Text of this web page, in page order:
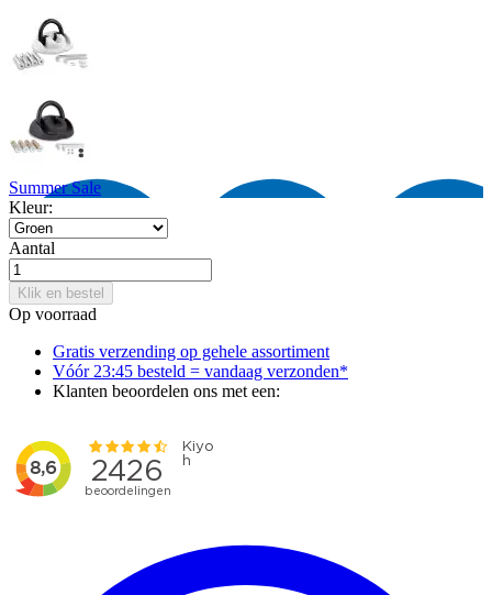
Summer Sale
Kleur:
Aantal
Klik en bestel
Op voorraad
Gratis verzending op gehele assortiment
Vóór 23:45 besteld = vandaag verzonden*
Klanten beoordelen ons met een: